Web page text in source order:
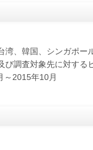
湾、韓国、シンガポー
び調査対象先に対する
～2015年10月